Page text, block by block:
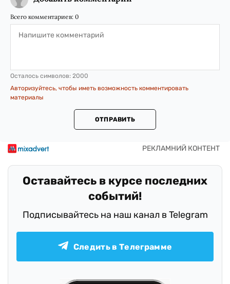
Всего комментариев: 0
Осталось символов: 2000
Авторизуйтесь, чтобы иметь возможность комментировать
материалы
ОТПРАВИТЬ
Оставайтесь в курсе последних
событий!
Подписывайтесь на наш канал в Telegram
Следить в Телеграмме